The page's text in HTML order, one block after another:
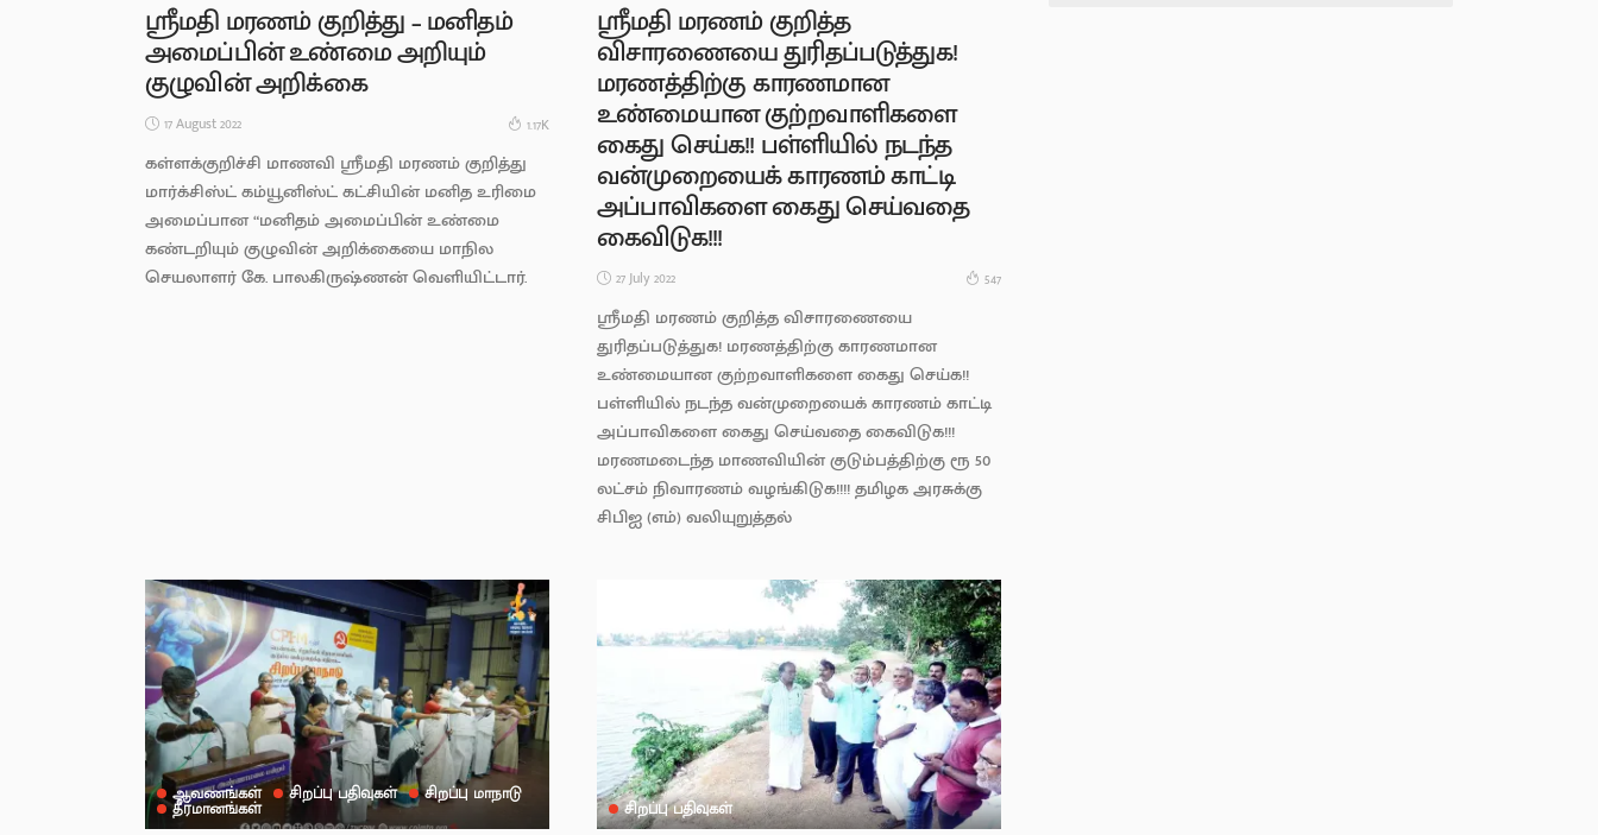
ஸ்ரீமதி மரணம் குறித்து – மனிதம்
அமைப்பின் உண்மை அறியும்
குழுவின் அறிக்கை
17 August 2022 1.17K
கள்ளக்குறிச்சி மாணவி ஸ்ரீமதி மரணம் குறித்து
மார்க்சிஸ்ட் கம்யூனிஸ்ட் கட்சியின் மனித உரிமை
அமைப்பான “மனிதம் அமைப்பின் உண்மை
கண்டறியும் குழுவின் அறிக்கையை மாநில
செயலாளர் கே. பாலகிருஷ்ணன் வெளியிட்டார்.
ஸ்ரீமதி மரணம் குறித்த
விசாரணையை துரிதப்படுத்துக!
மரணத்திற்கு காரணமான
உண்மையான குற்றவாளிகளை
கைது செய்க!! பள்ளியில் நடந்த
வன்முறையைக் காரணம் காட்டி
அப்பாவிகளை கைது செய்வதை
கைவிடுக!!!
27 July 2022 547
ஸ்ரீமதி மரணம் குறித்த விசாரணையை
துரிதப்படுத்துக! மரணத்திற்கு காரணமான
உண்மையான குற்றவாளிகளை கைது செய்க!!
பள்ளியில் நடந்த வன்முறையைக் காரணம் காட்டி
அப்பாவிகளை கைது செய்வதை கைவிடுக!!!
மரணமடைந்த மாணவியின் குடும்பத்திற்கு ரூ 50
லட்சம் நிவாரணம் வழங்கிடுக!!!! தமிழக அரசுக்கு
சிபிஐ (எம்) வலியுறுத்தல்
ஆவணங்கள் சிறப்பு பதிவுகள் சிறப்பு மாநாடு
தீர்மானங்கள் சிறப்பு பதிவுகள்